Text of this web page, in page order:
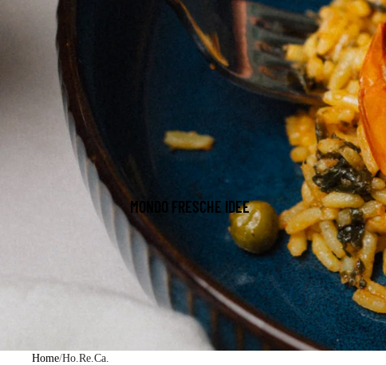
MONDO FRESCHE IDEE
Home/Ho.Re.Ca.